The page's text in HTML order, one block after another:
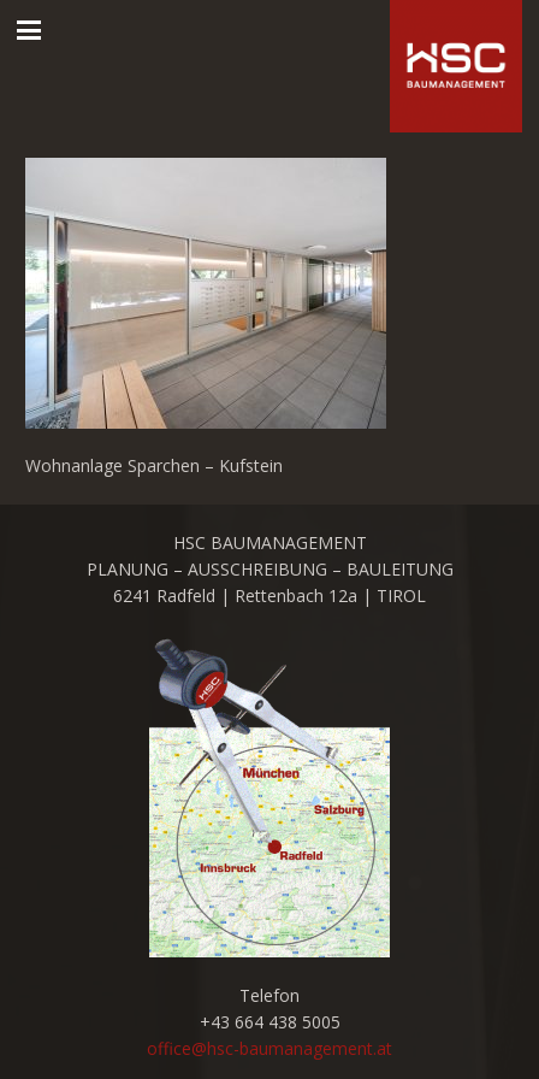
Wohnanlage Sparchen – Kufstein
HSC BAUMANAGEMENT
PLANUNG – AUSSCHREIBUNG – BAULEITUNG
6241 Radfeld | Rettenbach 12a | TIROL
Telefon
+43 664 438 5005
office@hsc-baumanagement.at